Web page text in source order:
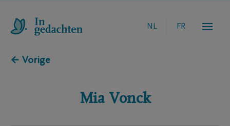
NL FR
← Vorige
Mia Vonck